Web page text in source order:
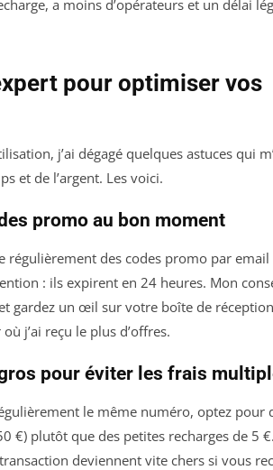
a moins d’opérateurs et un délai
pour optimiser vos
j’ai dégagé quelques astuces qui
et de l’argent. Les voici.
promo au bon moment
régulièrement des codes promo par email
: ils expirent en 24 heures. Mon
gardez un œil sur votre boîte de
j’ai reçu le plus d’offres.
pour éviter les frais
le même numéro, optez pour
€) plutôt que des petites recharges de 5
deviennent vite chers si vous